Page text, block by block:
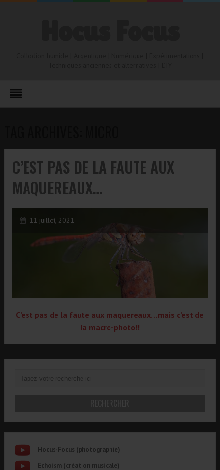
C’EST PAS DE LA FAUTE AUX
MAQUEREAUX…
11 juillet, 2021
C’est pas de la faute aux maquereaux…mais c’est de
la macro-photo!!
Hocus-Focus (photographie)
Echoism (création musicale)